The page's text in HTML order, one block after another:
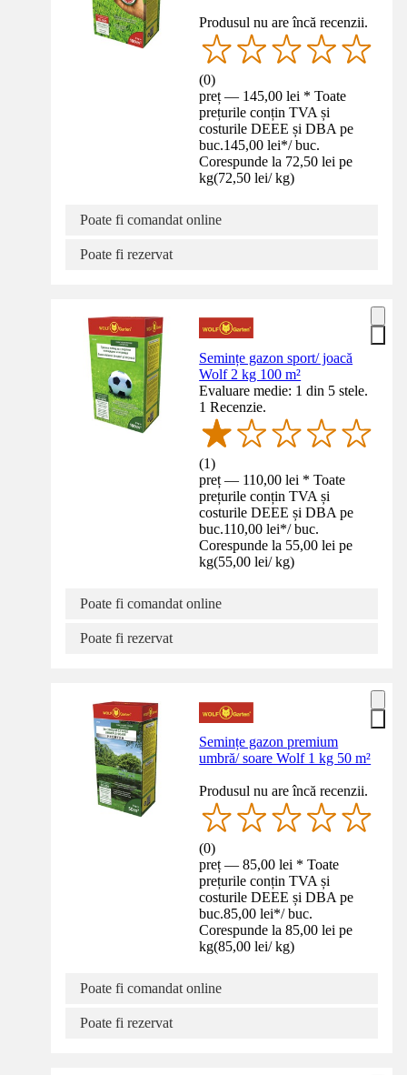
Produsul nu are încă recenzii.
(0)
preț — 145,00 lei * Toate
prețurile conțin TVA și
costurile DEEE și DBA pe
buc.145,00 lei*/ buc.
Corespunde la 72,50 lei pe
kg(72,50 lei/ kg)
Poate fi comandat online
Poate fi rezervat
Semințe gazon sport/ joacă
Wolf 2 kg 100 m²
Evaluare medie: 1 din 5 stele.
1 Recenzie.
(1)
preț — 110,00 lei * Toate
prețurile conțin TVA și
costurile DEEE și DBA pe
buc.110,00 lei*/ buc.
Corespunde la 55,00 lei pe
kg(55,00 lei/ kg)
Poate fi comandat online
Poate fi rezervat
Semințe gazon premium
umbră/ soare Wolf 1 kg 50 m²
Produsul nu are încă recenzii.
(0)
preț — 85,00 lei * Toate
prețurile conțin TVA și
costurile DEEE și DBA pe
buc.85,00 lei*/ buc.
Corespunde la 85,00 lei pe
kg(85,00 lei/ kg)
Poate fi comandat online
Poate fi rezervat